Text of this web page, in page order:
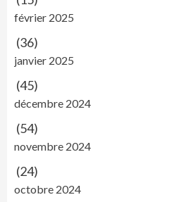
février 2025
(36)
janvier 2025
(45)
décembre 2024
(54)
novembre 2024
(24)
octobre 2024